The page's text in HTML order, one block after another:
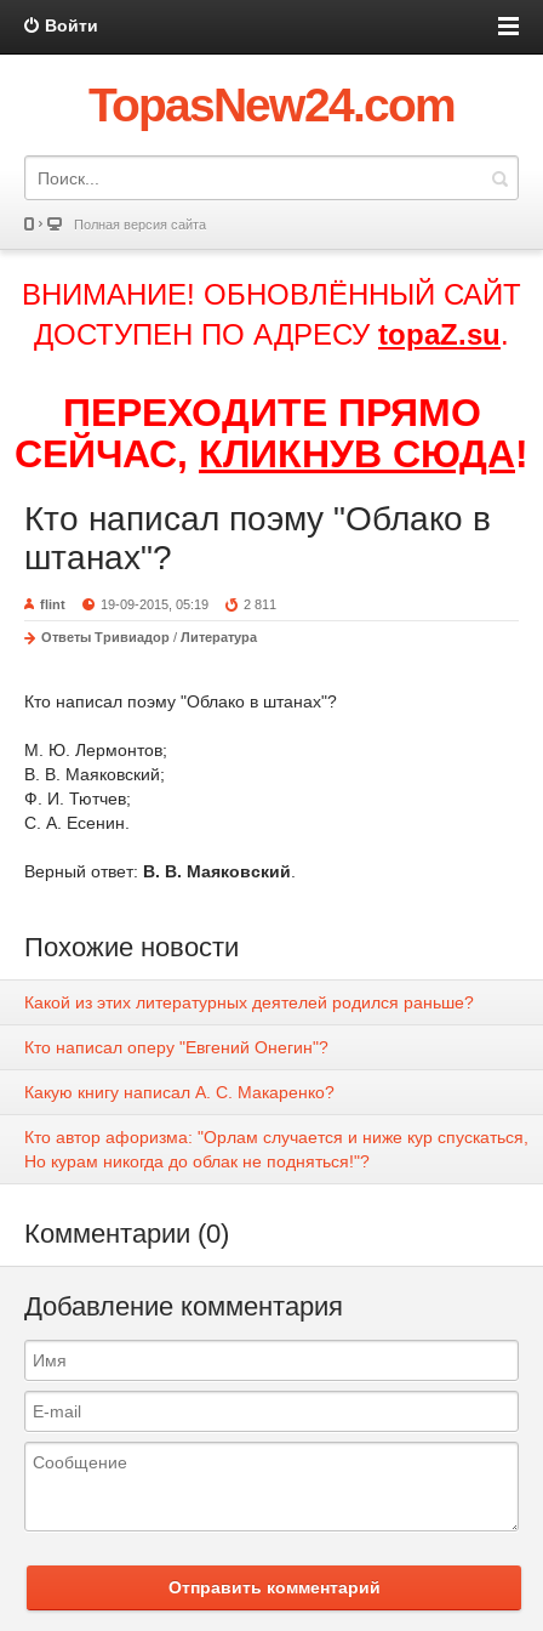
Войти
TopasNew24.com
Полная версия сайта
ВНИМАНИЕ! ОБНОВЛЁННЫЙ САЙТ
ДОСТУПЕН ПО АДРЕСУ topaZ.su.
ПЕРЕХОДИТЕ ПРЯМО
СЕЙЧАС, КЛИКНУВ СЮДА!
Кто написал поэму "Облако в
штанах"?
flint 19-09-2015, 05:19 2 811
Ответы Тривиадор / Литература
Кто написал поэму "Облако в штанах"?
М. Ю. Лермонтов;
В. В. Маяковский;
Ф. И. Тютчев;
С. А. Есенин.
Верный ответ: В. В. Маяковский
Похожие новости
Какой из этих литературных деятелей родился раньше?
Кто написал оперу "Евгений Онегин"?
Какую книгу написал А. С. Макаренко?
Кто автор афоризма: "Орлам случается и ниже кур спускаться,
Но курам никогда до облак не подняться!"?
Комментарии (0)
Добавление комментария
Отправить комментарий